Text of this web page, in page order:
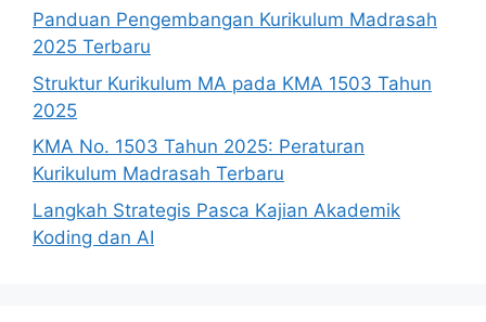
Panduan Pengembangan Kurikulum Madrasah
2025 Terbaru
Struktur Kurikulum MA pada KMA 1503 Tahun
2025
KMA No. 1503 Tahun 2025: Peraturan
Kurikulum Madrasah Terbaru
Langkah Strategis Pasca Kajian Akademik
Koding dan AI